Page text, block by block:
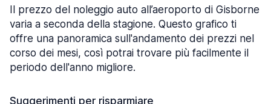
Il prezzo del noleggio auto all’aeroporto di Gisborne
varia a seconda della stagione. Questo grafico ti
offre una panoramica sull'andamento dei prezzi nel
corso dei mesi, così potrai trovare più facilmente il
periodo dell'anno migliore.
Suggerimenti per risparmiare